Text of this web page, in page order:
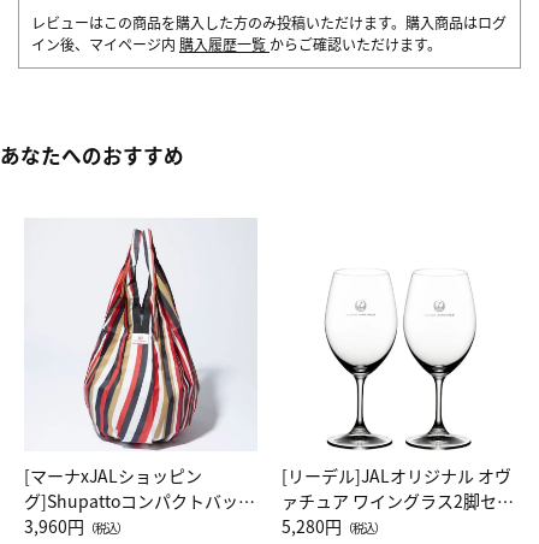
レビューはこの商品を購入した方のみ投稿いただけます。購入商品はログ
イン後、マイページ内 購入履歴一覧 からご確認いただけます。
あなたへのおすすめ
[マーナxJALショッピン
グ]Shupattoコンパクトバッグ
Drop JAL客室乗務員（LC）ス
3,960円 （税込）
[リーデル]JALオリジナル オヴ
ァチュア ワイングラス2脚セッ
ト（レッドワイン）
5,280円 （税込）